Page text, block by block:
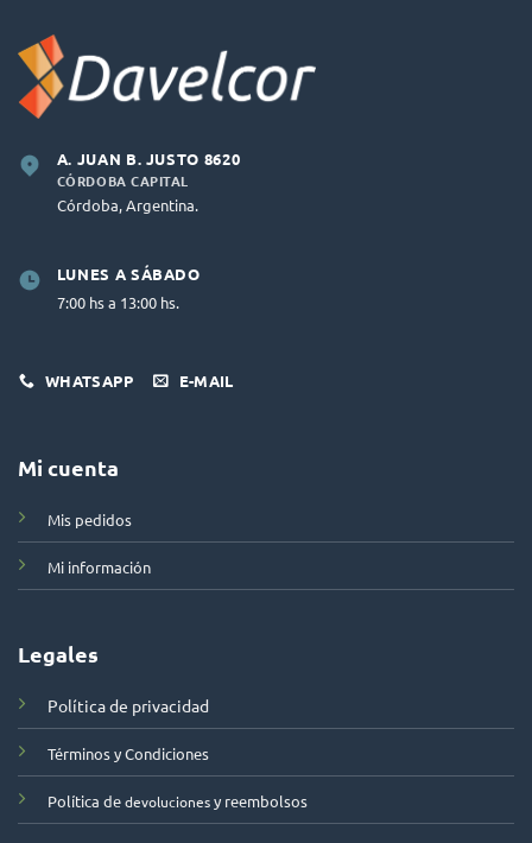
A. JUAN B. JUSTO 8620
CÓRDOBA CAPITAL
Córdoba, Argentina.
LUNES A SÁBADO
7:00 hs a 13:00 hs.
WHATSAPP E-MAIL
Mi cuenta
Mis pedidos
Mi información
Legales
Política de privacidad
Términos y Condiciones
Política dedevolucionesy reembolsos